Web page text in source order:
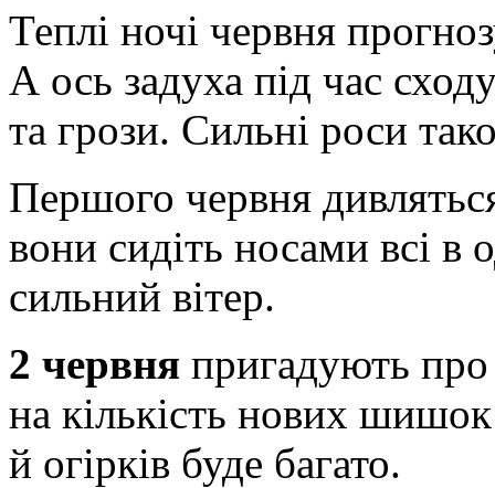
Теплі ночі червня
А ось задуха під час
та грози. Сильні роси
Першого червня
вони сидіть носами всі в
сильний вітер.
2 червня пригадують про
на кількість нових
й огірків буде багато.